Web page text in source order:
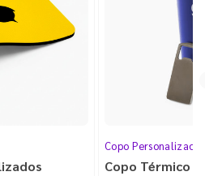
Copo Personalizado
Copo Térmico